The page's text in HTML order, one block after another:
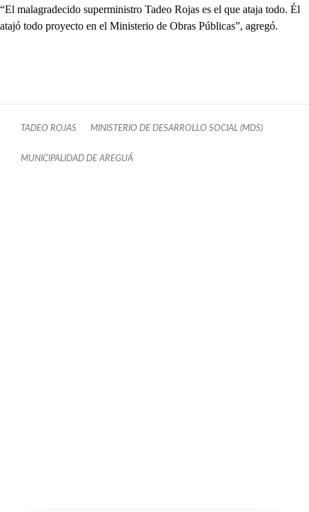
“El malagradecido superministro Tadeo Rojas es el que ataja todo. Él
atajó todo proyecto en el Ministerio de Obras Públicas”, agregó.
TADEO ROJAS MINISTERIO DE DESARROLLO SOCIAL (MDS)
MUNICIPALIDAD DE AREGUÁ